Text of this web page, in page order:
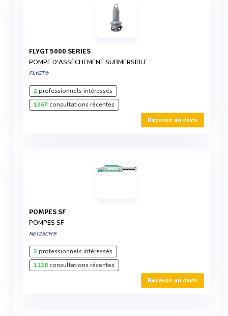
FLYGT 5000 SERIES
POMPE D'ASSÈCHEMENT SUBMERSIBLE
FLYGT®
2professionnels intéressés
1267consultations récentes
Recevoir un devis
POMPES SF
POMPES SF
NETZSCH®
2professionnels intéressés
1138consultations récentes
Recevoir un devis